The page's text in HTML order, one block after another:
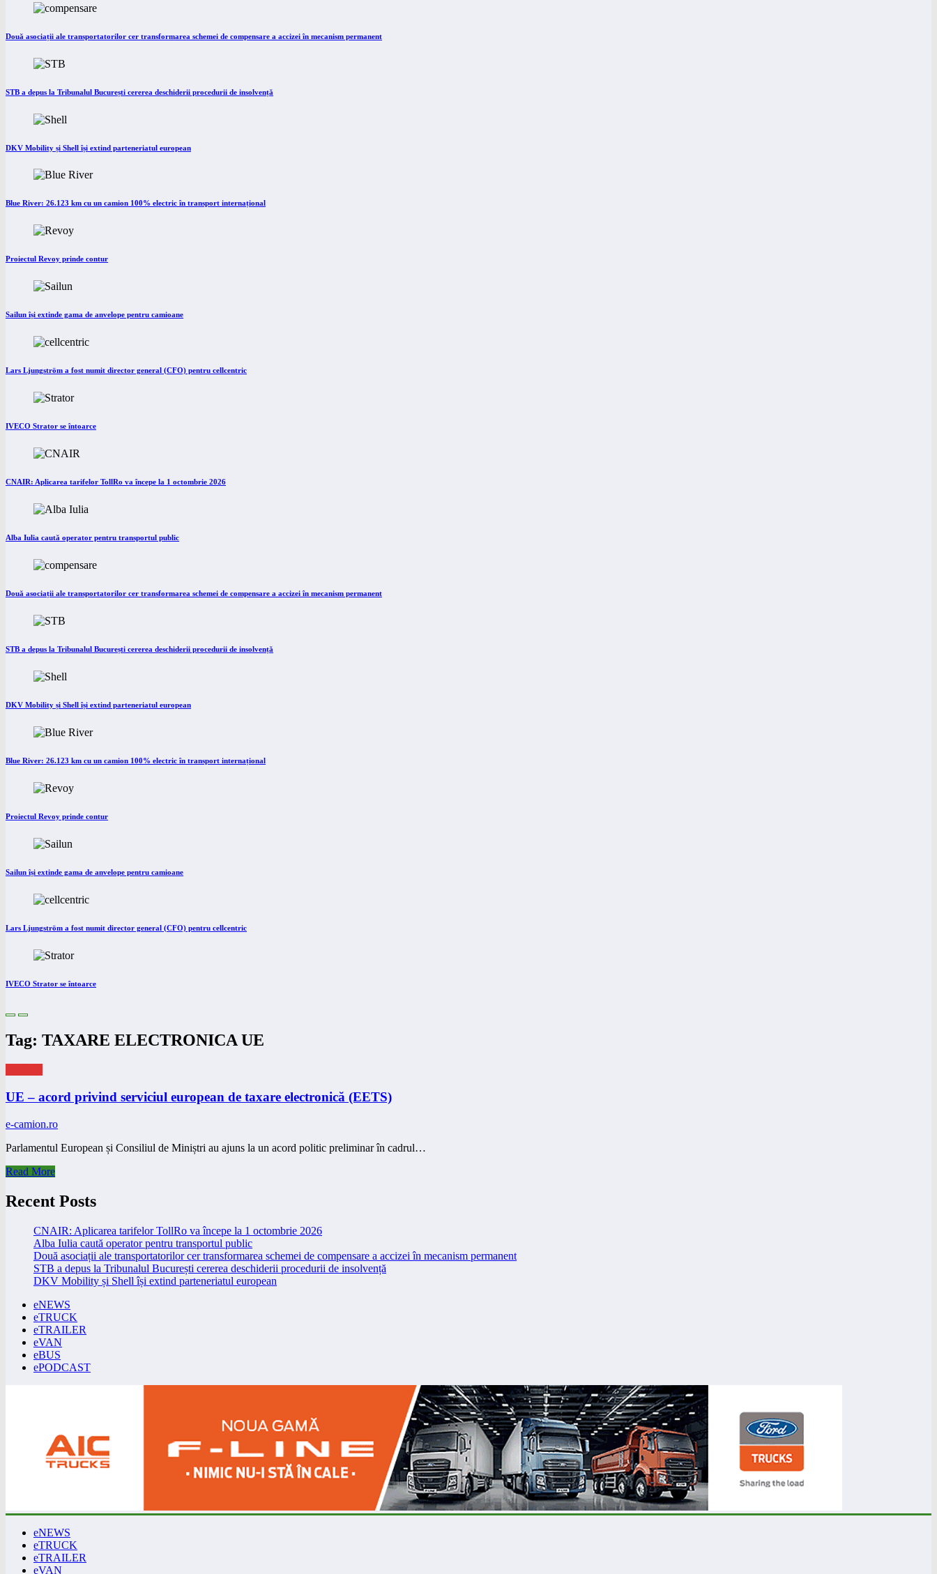
Două asociații ale transportatorilor cer transformarea schemei de compensare a accizei în mecanism permanent
STB a depus la Tribunalul București cererea deschiderii procedurii de insolvență
DKV Mobility și Shell își extind parteneriatul european
Blue River: 26.123 km cu un camion 100% electric în transport internațional
Proiectul Revoy prinde contur
Sailun își extinde gama de anvelope pentru camioane
Lars Ljungström a fost numit director general (CFO) pentru cellcentric
IVECO Strator se întoarce
CNAIR: Aplicarea tarifelor TollRo va începe la 1 octombrie 2026
Alba Iulia caută operator pentru transportul public
Două asociații ale transportatorilor cer transformarea schemei de compensare a accizei în mecanism permanent
STB a depus la Tribunalul București cererea deschiderii procedurii de insolvență
DKV Mobility și Shell își extind parteneriatul european
Blue River: 26.123 km cu un camion 100% electric în transport internațional
Proiectul Revoy prinde contur
Sailun își extinde gama de anvelope pentru camioane
Lars Ljungström a fost numit director general (CFO) pentru cellcentric
IVECO Strator se întoarce
Tag: TAXARE ELECTRONICA UE
UE – acord privind serviciul european de taxare electronică (EETS)
e-camion.ro
Parlamentul European și Consiliul de Miniștri au ajuns la un acord politic preliminar în cadrul…
Read More
Recent Posts
CNAIR: Aplicarea tarifelor TollRo va începe la 1 octombrie 2026
Alba Iulia caută operator pentru transportul public
Două asociații ale transportatorilor cer transformarea schemei de compensare a accizei în mecanism permanent
STB a depus la Tribunalul București cererea deschiderii procedurii de insolvență
DKV Mobility și Shell își extind parteneriatul european
eNEWS
eTRUCK
eTRAILER
eVAN
eBUS
ePODCAST
eNEWS
eTRUCK
eTRAILER
eVAN